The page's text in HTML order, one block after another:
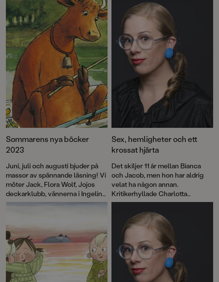
Sommarens nya böcker
2023
Juni, juli och augusti bjuder på
massor av spännande läsning! Vi
möter Jack, Flora Wolf, Jojos
deckarklubb, vännerna i Ingelin
Angerborns Hjärtserie och
från rymden och medeltiden till
återvinning och ponnyer. De små
lär sig motsatser och att jämföra
saker tillsammans med Laban
och Labolina och så sjunger vi
med Mamma Mu och Kråkan!
Sex, hemligheter och ett
krossat hjärta
Det skiljer 11 år mellan Bianca
och Jacob, men hon har aldrig
velat ha någon annan.
Kritikerhyllade Charlotta
Lannebos Ensamseglarna är en
berättelse om förbjuden kärlek
som tar över allt.